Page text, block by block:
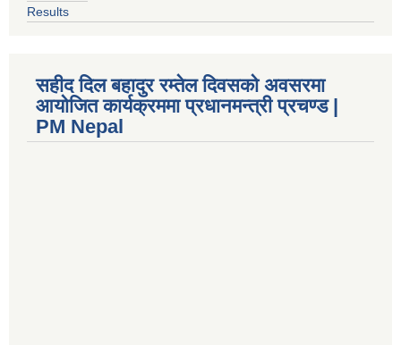
Results
सहीद दिल बहादुर रम्तेल दिवसको अवसरमा
आयोजित कार्यक्रममा प्रधानमन्त्री प्रचण्ड |
PM Nepal